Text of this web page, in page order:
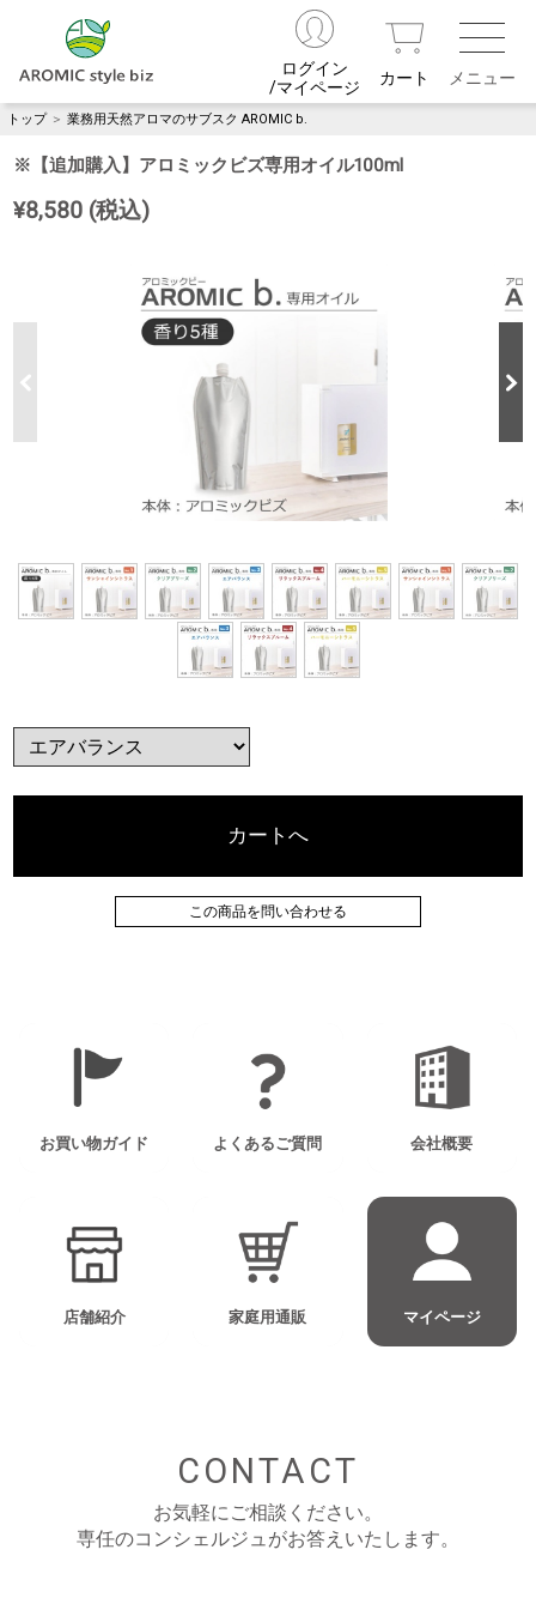
ログイン
/マイページ
カート
トップ ＞ 業務用天然アロマのサブスク AROMIC b.
※【追加購入】アロミックビズ専用オイル100ml
¥8,580 (税込)
カートへ
この商品を問い合わせる
お買い物ガイド よくあるご質問 会社概要
店舗紹介 家庭用通販 マイページ
CONTACT
お気軽にご相談ください。
専任のコンシェルジュがお答えいたします。